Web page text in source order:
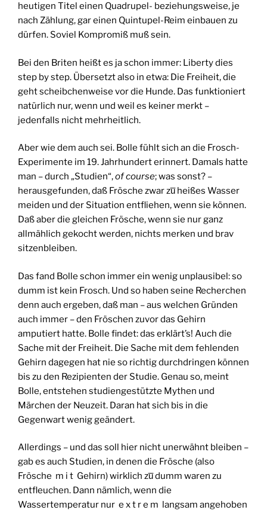
heutigen Titel einen Quadrupel- beziehungsweise, je
nach Zählung, gar einen Quintupel-Reim einbauen zu
dürfen. Soviel Kompromiß muß sein.
Bei den Briten heißt es ja schon immer: Liberty dies
step by step. Übersetzt also in etwa: Die Freiheit, die
geht scheibchenweise vor die Hunde. Das funktioniert
natürlich nur, wenn und weil es keiner merkt –
jedenfalls nicht mehrheitlich.
Aber wie dem auch sei. Bolle fühlt sich an die Frosch-
Experimente im 19. Jahrhundert erinnert. Damals hatte
man – durch „Studien“,of course; was sonst? –
herausgefunden, daß Frösche zwar zu̅ heißes Wasser
meiden und der Situation entfliehen, wenn sie können.
Daß aber die gleichen Frösche, wenn sie nur ganz
allmählich gekocht werden, nichts merken und brav
sitzenbleiben.
Das fand Bolle schon immer ein wenig unplausibel: so
dumm ist kein Frosch. Und so haben seine Recherchen
denn auch ergeben, daß man – aus welchen Gründen
auch immer – den Fröschen zuvor das Gehirn
amputiert hatte. Bolle findet: das erklärt’s! Auch die
Sache mit der Freiheit. Die Sache mit dem fehlenden
Gehirn dagegen hat nie so richtig durchdringen können
bis zu den Rezipienten der Studie. Genau so, meint
Bolle, entstehen studiengestützte Mythen und
Märchen der Neuzeit. Daran hat sich bis in die
Gegenwart wenig geändert.
Allerdings – und das soll hier nicht unerwähnt bleiben –
gab es auch Studien, in denen die Frösche (also
Frösche m i t Gehirn) wirklich zu̅ dumm waren zu
entfleuchen. Dann nämlich, wenn die
Wassertemperatur nur e x t r e m langsam angehoben